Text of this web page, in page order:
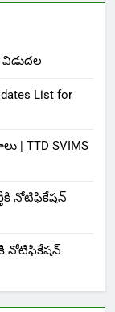
List for
| TTD SVIMS
నోటిఫికేషన్
నోటిఫికేషన్